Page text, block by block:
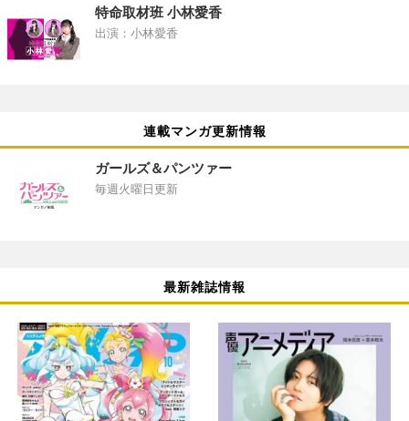
特命取材班 小林愛香
出演：小林愛香
連載マンガ更新情報
ガールズ＆パンツァー
毎週火曜日更新
最新雑誌情報